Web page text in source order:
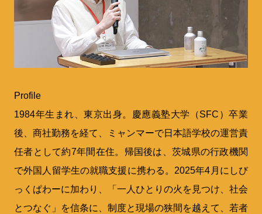
Profile
1984年生まれ、東京出身。慶應義塾大学（SFC）卒業
後、商社勤務を経て、ミャンマーで日本語学校の運営責
任者として約7年間在住。帰国後は、茨城県の行政機関
で外国人留学生の就職支援に携わる。2025年4月にしび
っくぱわーに加わり、「一人ひとりの火を見つけ、社会
とつなぐ」を信条に、制度と現場の狭間を越えて、若者